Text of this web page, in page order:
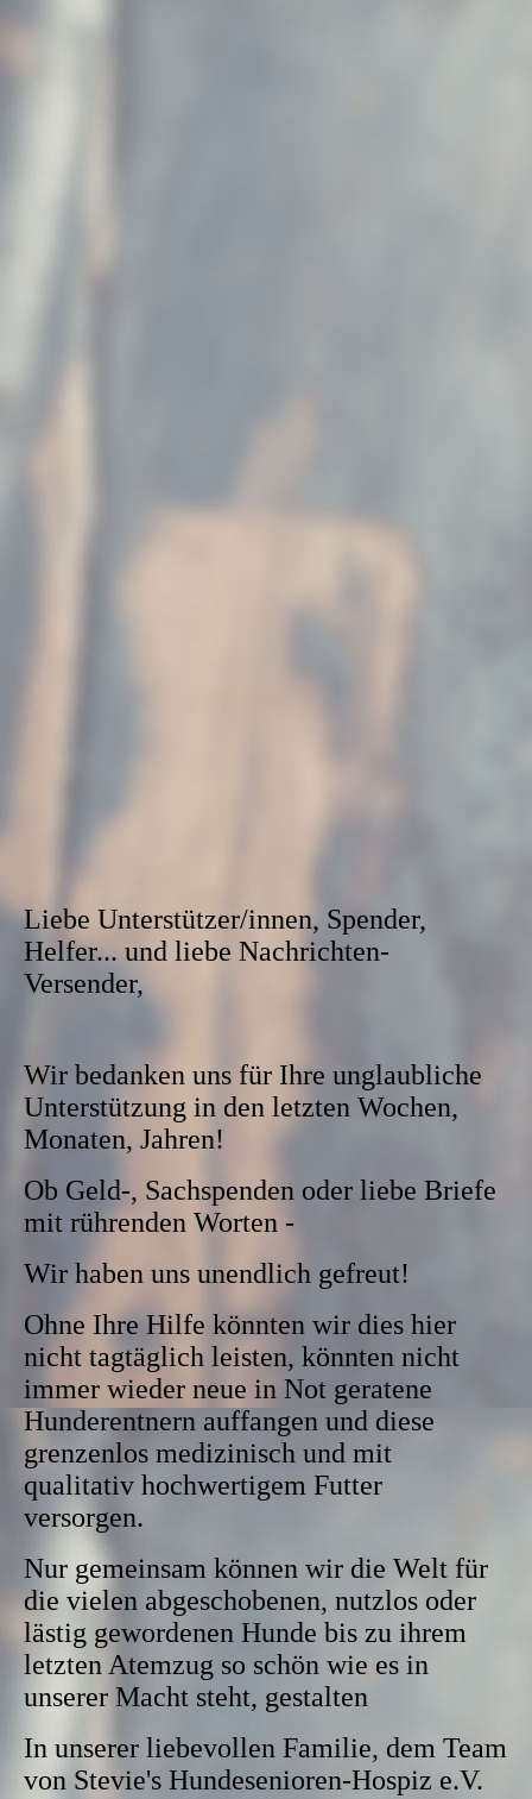
Liebe Unterstützer/innen, Spender,
Helfer... und liebe Nachrichten-
Versender,
Wir bedanken uns für Ihre unglaubliche
Unterstützung in den letzten Wochen,
Monaten, Jahren!
Ob Geld-, Sachspenden oder liebe Briefe
mit rührenden Worten -
Wir haben uns unendlich gefreut!
Ohne Ihre Hilfe könnten wir dies hier
nicht tagtäglich leisten, könnten nicht
immer wieder neue in Not geratene
Hunderentnern auffangen und diese
grenzenlos medizinisch und mit
qualitativ hochwertigem Futter
versorgen.
Nur gemeinsam können wir die Welt für
die vielen abgeschobenen, nutzlos oder
lästig gewordenen Hunde bis zu ihrem
letzten Atemzug so schön wie es in
unserer Macht steht, gestalten
In unserer liebevollen Familie, dem Team
von Stevie's Hundesenioren-Hospiz e.V.